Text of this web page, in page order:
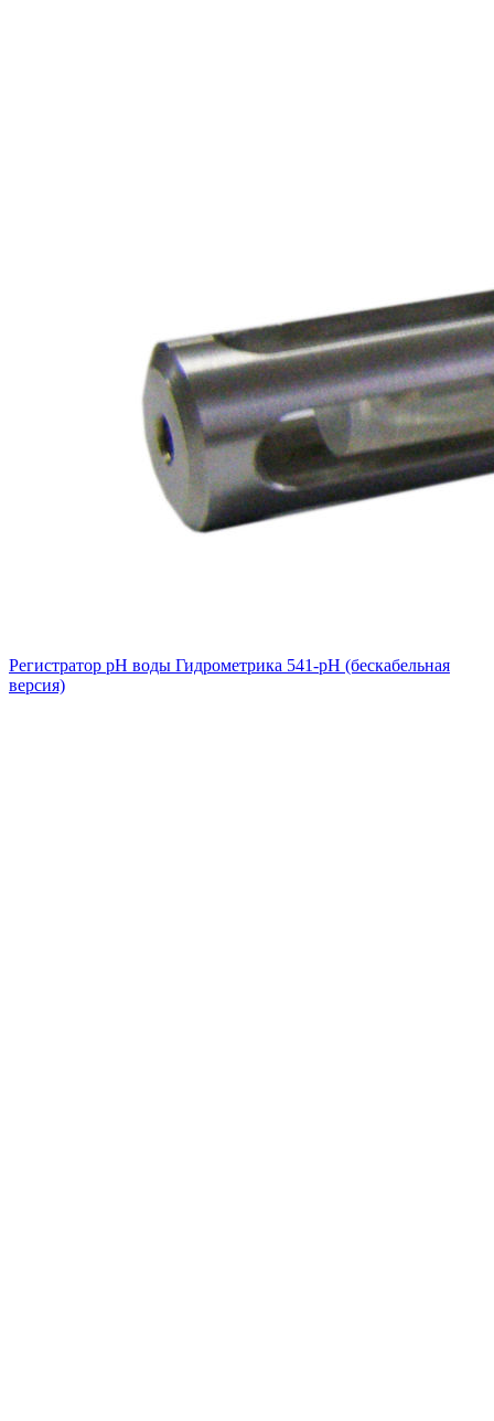
Регистратор pH воды Гидрометрика 541-pH (бескабельная
версия)